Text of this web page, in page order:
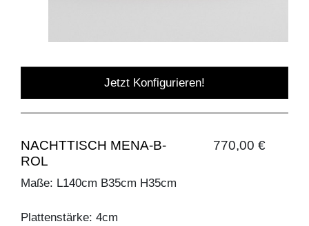
Jetzt Konfigurieren!
NACHTTISCH MENA-B-
ROL
770,00 €
Maße: L140cm B35cm H35cm
Plattenstärke: 4cm